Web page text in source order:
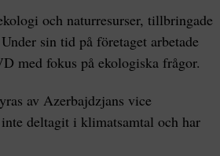
och naturresurser, tillbringade
sin tid på företaget arbetade
med fokus på ekologiska frågor.
av Azerbajdzjans vice
deltagit i klimatsamtal och har